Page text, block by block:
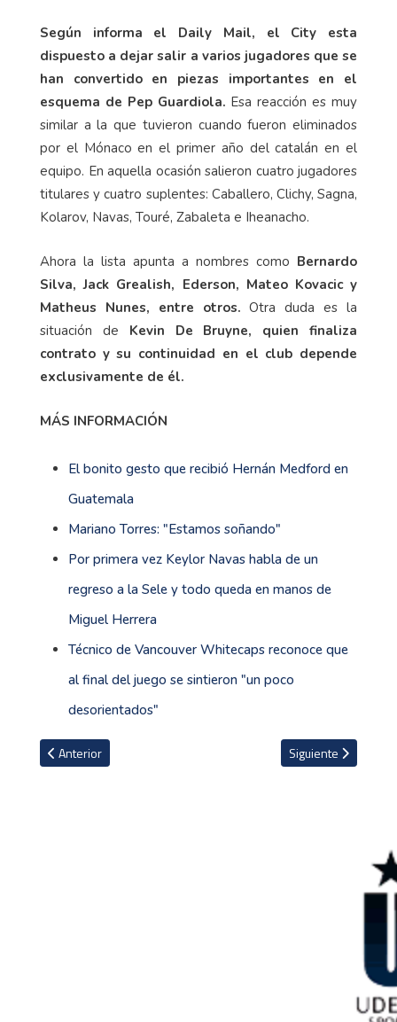
Según informa el Daily Mail, el City esta
dispuesto a dejar salir a varios jugadores que se
han convertido en piezas importantes en el
esquema de Pep Guardiola. Esa reacción es muy
similar a la que tuvieron cuando fueron eliminados
por el Mónaco en el primer año del catalán en el
equipo. En aquella ocasión salieron cuatro jugadores
titulares y cuatro suplentes: Caballero, Clichy, Sagna,
Kolarov, Navas, Touré, Zabaleta e Iheanacho.
Ahora la lista apunta a nombres como Bernardo
Silva, Jack Grealish, Ederson, Mateo Kovacic y
Matheus Nunes, entre otros. Otra duda es la
situación de Kevin De Bruyne, quien finaliza
contrato y su continuidad en el club depende
exclusivamente de él.
MÁS INFORMACIÓN
El bonito gesto que recibió Hernán Medford en
Guatemala
Mariano Torres: "Estamos soñando"
Por primera vez Keylor Navas habla de un
regreso a la Sele y todo queda en manos de
Miguel Herrera
Técnico de Vancouver Whitecaps reconoce que
al final del juego se sintieron "un poco
desorientados"
Artículo anterior: El Cruz Azul de México demanda ante el TAS a
Anterior Artículo siguiente:
Siguiente